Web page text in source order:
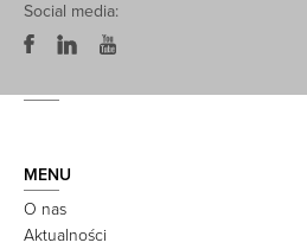
Social media:
MENU
O nas
Aktualności